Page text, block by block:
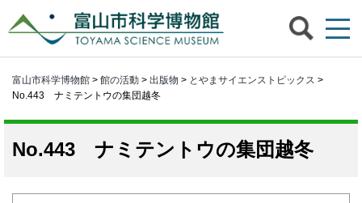
富山市科学博物館 > 館の活動 > 出版物 > とやまサイエンストピックス >
No.443 ナミテントウの集団越冬
No.443 ナミテントウの集団越冬